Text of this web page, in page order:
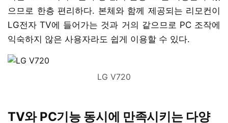
으므로 한층 편리하다. 본체와 함께 제공되는 리모컨이
LG전자 TV에 들어가는 것과 거의 같으므로 PC 조작에
익숙하지 않은 사용자라도 쉽게 이용할 수 있다.
LG V720
TV와 PC기능 동시에 만족시키는 다양